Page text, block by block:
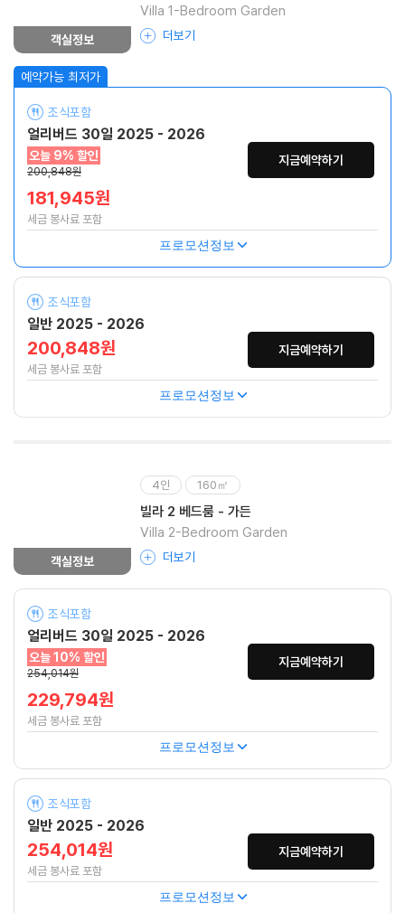
객실정보
Villa 1-Bedroom Garden
더보기
얼리버드 30일 2025 - 2026
조식포함
오늘 9% 할인
200,848원
181,945원
세금 봉사료 포함
지금예약하기
프로모션정보
일반 2025 - 2026
조식포함
200,848원
세금 봉사료 포함
지금예약하기
프로모션정보
객실정보
4인 160㎡
빌라 2 베드룸 - 가든
Villa 2-Bedroom Garden
더보기
얼리버드 30일 2025 - 2026
조식포함
오늘 10% 할인
254,014원
229,794원
세금 봉사료 포함
지금예약하기
프로모션정보
일반 2025 - 2026
조식포함
254,014원
세금 봉사료 포함
지금예약하기
프로모션정보